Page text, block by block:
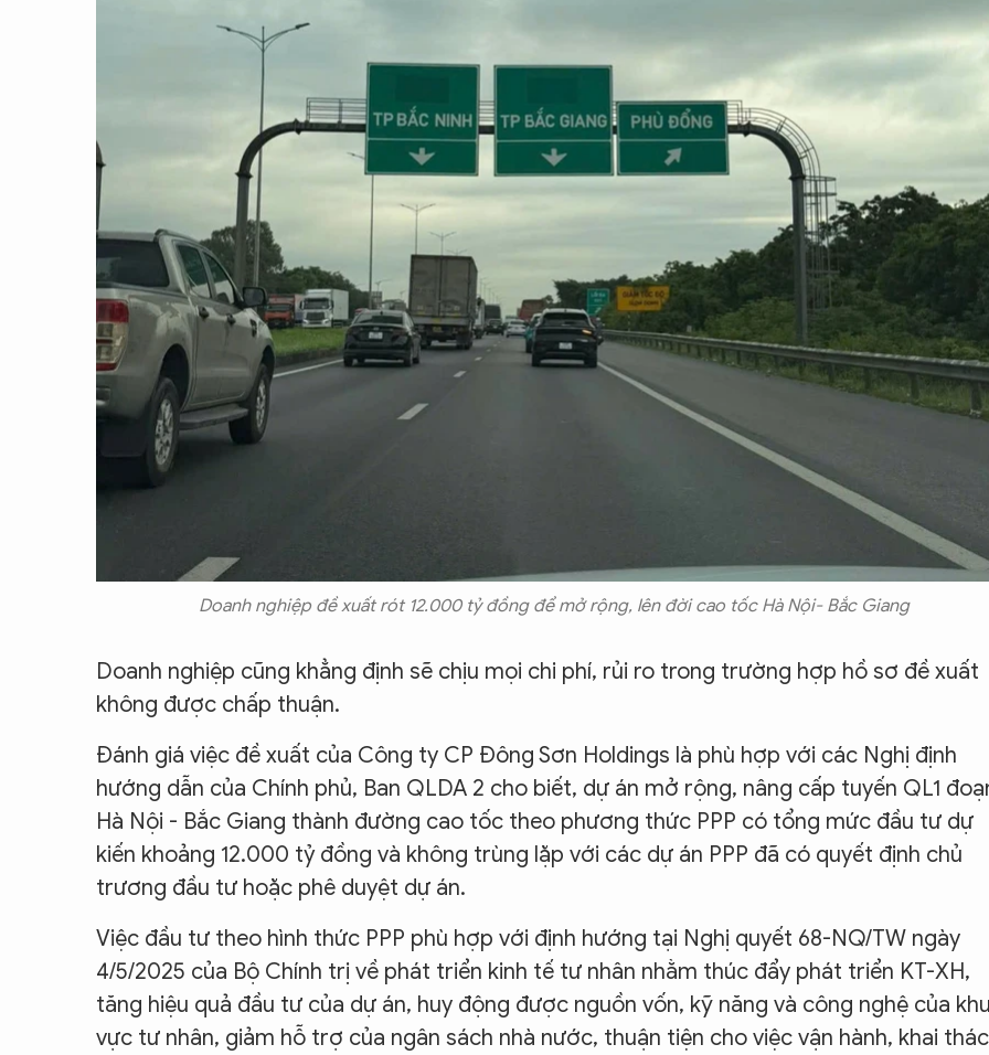
Doanh nghiệp đề xuất rót 12.000 tỷ đồng để mở rộng, lên đời cao tốc Hà Nội- Bắc Giang
Doanh nghiệp cũng khẳng định sẽ chịu mọi chi phí, rủi ro trong trường hợp hồ sơ đề xuất
không được chấp thuận.
Đánh giá việc đề xuất của Công ty CP Đông Sơn Holdings là phù hợp với các Nghị định
hướng dẫn của Chính phủ, Ban QLDA 2 cho biết, dự án mở rộng, nâng cấp tuyến QL1
Hà Nội - Bắc Giang thành đường cao tốc theo phương thức PPP có tổng mức đầu tư dự
kiến khoảng 12.000 tỷ đồng và không trùng lặp với các dự án PPP đã có quyết định chủ
trương đầu tư hoặc phê duyệt dự án.
Việc đầu tư theo hình thức PPP phù hợp với định hướng tại Nghị quyết 68-NQ/TW ngày
4/5/2025 của Bộ Chính trị về phát triển kinh tế tư nhân nhằm thúc đẩy phát triển KT-XH,
tăng hiệu quả đầu tư của dự án, huy động được nguồn vốn, kỹ năng và công nghệ của khu
vực tư nhân, giảm hỗ trợ của ngân sách nhà nước, thuận tiện cho việc vận hành, khai